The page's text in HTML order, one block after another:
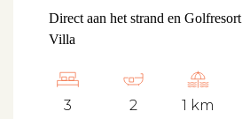
Direct aan het strand en
Villa
3 2 1 km